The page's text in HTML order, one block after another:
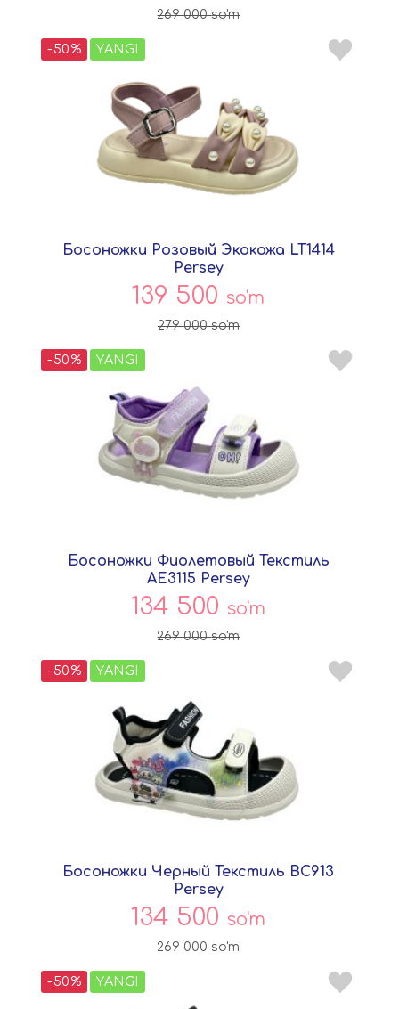
269 000so'm
-50% YANGI
Босоножки Розовый Экокожа LT1414
Persey
139 500 so'm
279 000so'm
-50% YANGI
Босоножки Фиолетовый Текстиль
AE3115 Persey
134 500 so'm
269 000so'm
-50% YANGI
Босоножки Черный Текстиль BC913
Persey
134 500 so'm
269 000so'm
-50% YANGI